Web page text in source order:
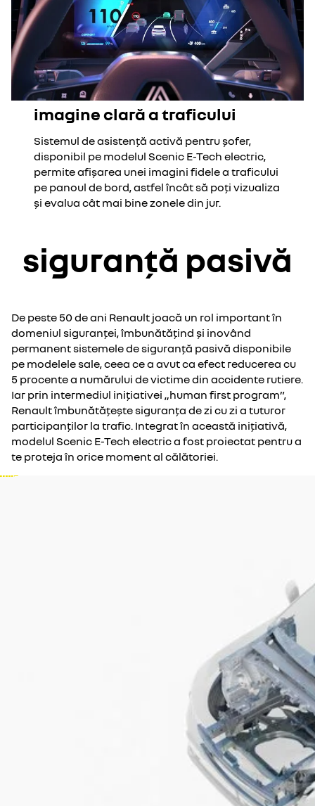
imagine clară a traficului
Sistemul de asistență activă pentru șofer,
disponibil pe modelul Scenic E-Tech electric,
permite afișarea unei imagini fidele a traficului
pe panoul de bord, astfel încât să poți vizualiza
și evalua cât mai bine zonele din jur.
siguranță pasivă
De peste 50 de ani Renault joacă un rol important în
domeniul siguranței, îmbunătățind și inovând
permanent sistemele de siguranță pasivă disponibile
pe modelele sale, ceea ce a avut ca efect reducerea cu
5 procente a numărului de victime din accidente rutiere.
Iar prin intermediul inițiativei „human first program”,
Renault îmbunătățește siguranța de zi cu zi a tuturor
participanților la trafic. Integrat în această inițiativă,
modelul Scenic E-Tech electric a fost proiectat pentru a
te proteja în orice moment al călătoriei.